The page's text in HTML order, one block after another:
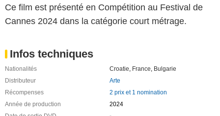
Ce film est présenté en Compétition au Festival de
Cannes 2024 dans la catégorie court métrage.
Infos techniques
Nationalités Croatie France Bulgarie
Distributeur
Arte
Récompenses
2 prix et 1 nomination
Année de production
2024